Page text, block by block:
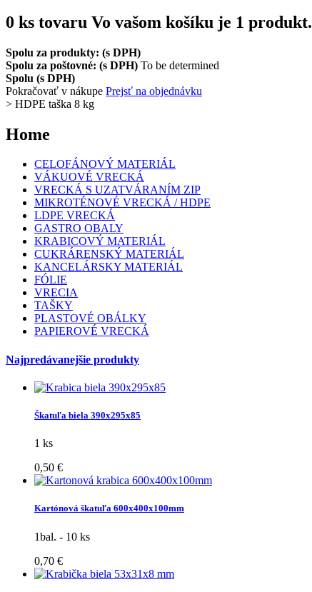
0 ks tovaru Vo vašom košíku je 1 produkt.
Spolu za produkty: (s DPH)
Spolu za poštovné: (s DPH) To be determined
Spolu (s DPH)
Pokračovať v nákupe Prejsť na objednávku
> HDPE taška 8 kg
Home
CELOFÁNOVÝ MATERIÁL
VÁKUOVÉ VRECKÁ
VRECKÁ S UZATVÁRANÍM ZIP
MIKROTÉNOVÉ VRECKÁ / HDPE
LDPE VRECKÁ
GASTRO OBALY
KRABICOVÝ MATERIÁL
CUKRÁRENSKÝ MATERIÁL
KANCELÁRSKY MATERIÁL
FÓLIE
VRECIA
TAŠKY
PLASTOVÉ OBÁLKY
PAPIEROVÉ VRECKÁ
Najpredávanejšie produkty
Škatuľa biela 390x295x85
1 ks
0,50 €
Kartónová škatuľa 600x400x100mm
1bal. - 10 ks
0,70 €